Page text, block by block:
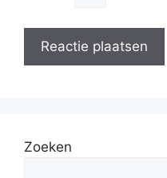
Zoeken